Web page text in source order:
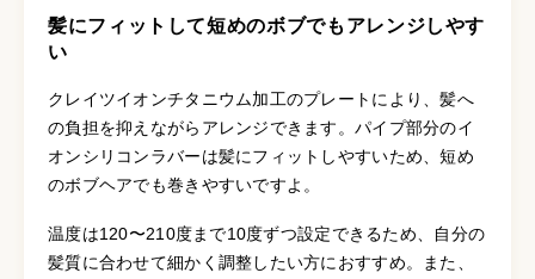
髪にフィットして短めのボブでもアレンジしやす
い
クレイツイオンチタニウム加工のプレートにより、髪へ
の負担を抑えながらアレンジできます。パイプ部分のイ
オンシリコンラバーは髪にフィットしやすいため、短め
のボブヘアでも巻きやすいですよ。
温度は120〜210度まで10度ずつ設定できるため、自分の
髪質に合わせて細かく調整したい方におすすめ。また、